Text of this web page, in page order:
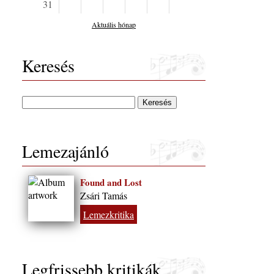
31
Aktuális hónap
Keresés
Lemezajánló
Found and Lost
Zsári Tamás
Lemezkritika
Legfrissebb kritikák